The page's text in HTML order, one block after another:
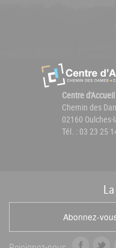
Centre
Chemin des
02160
Tél. : 03 23 25
La
Abonnez-